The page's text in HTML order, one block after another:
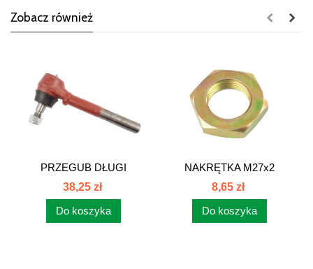
Zobacz również
PRZEGUB DŁUGI
PRAWY GWINTOWANY...
38,25 zł
Do koszyka
NAKRĘTKA M27x2
PRAWA 385...
8,65 zł
Do koszyka